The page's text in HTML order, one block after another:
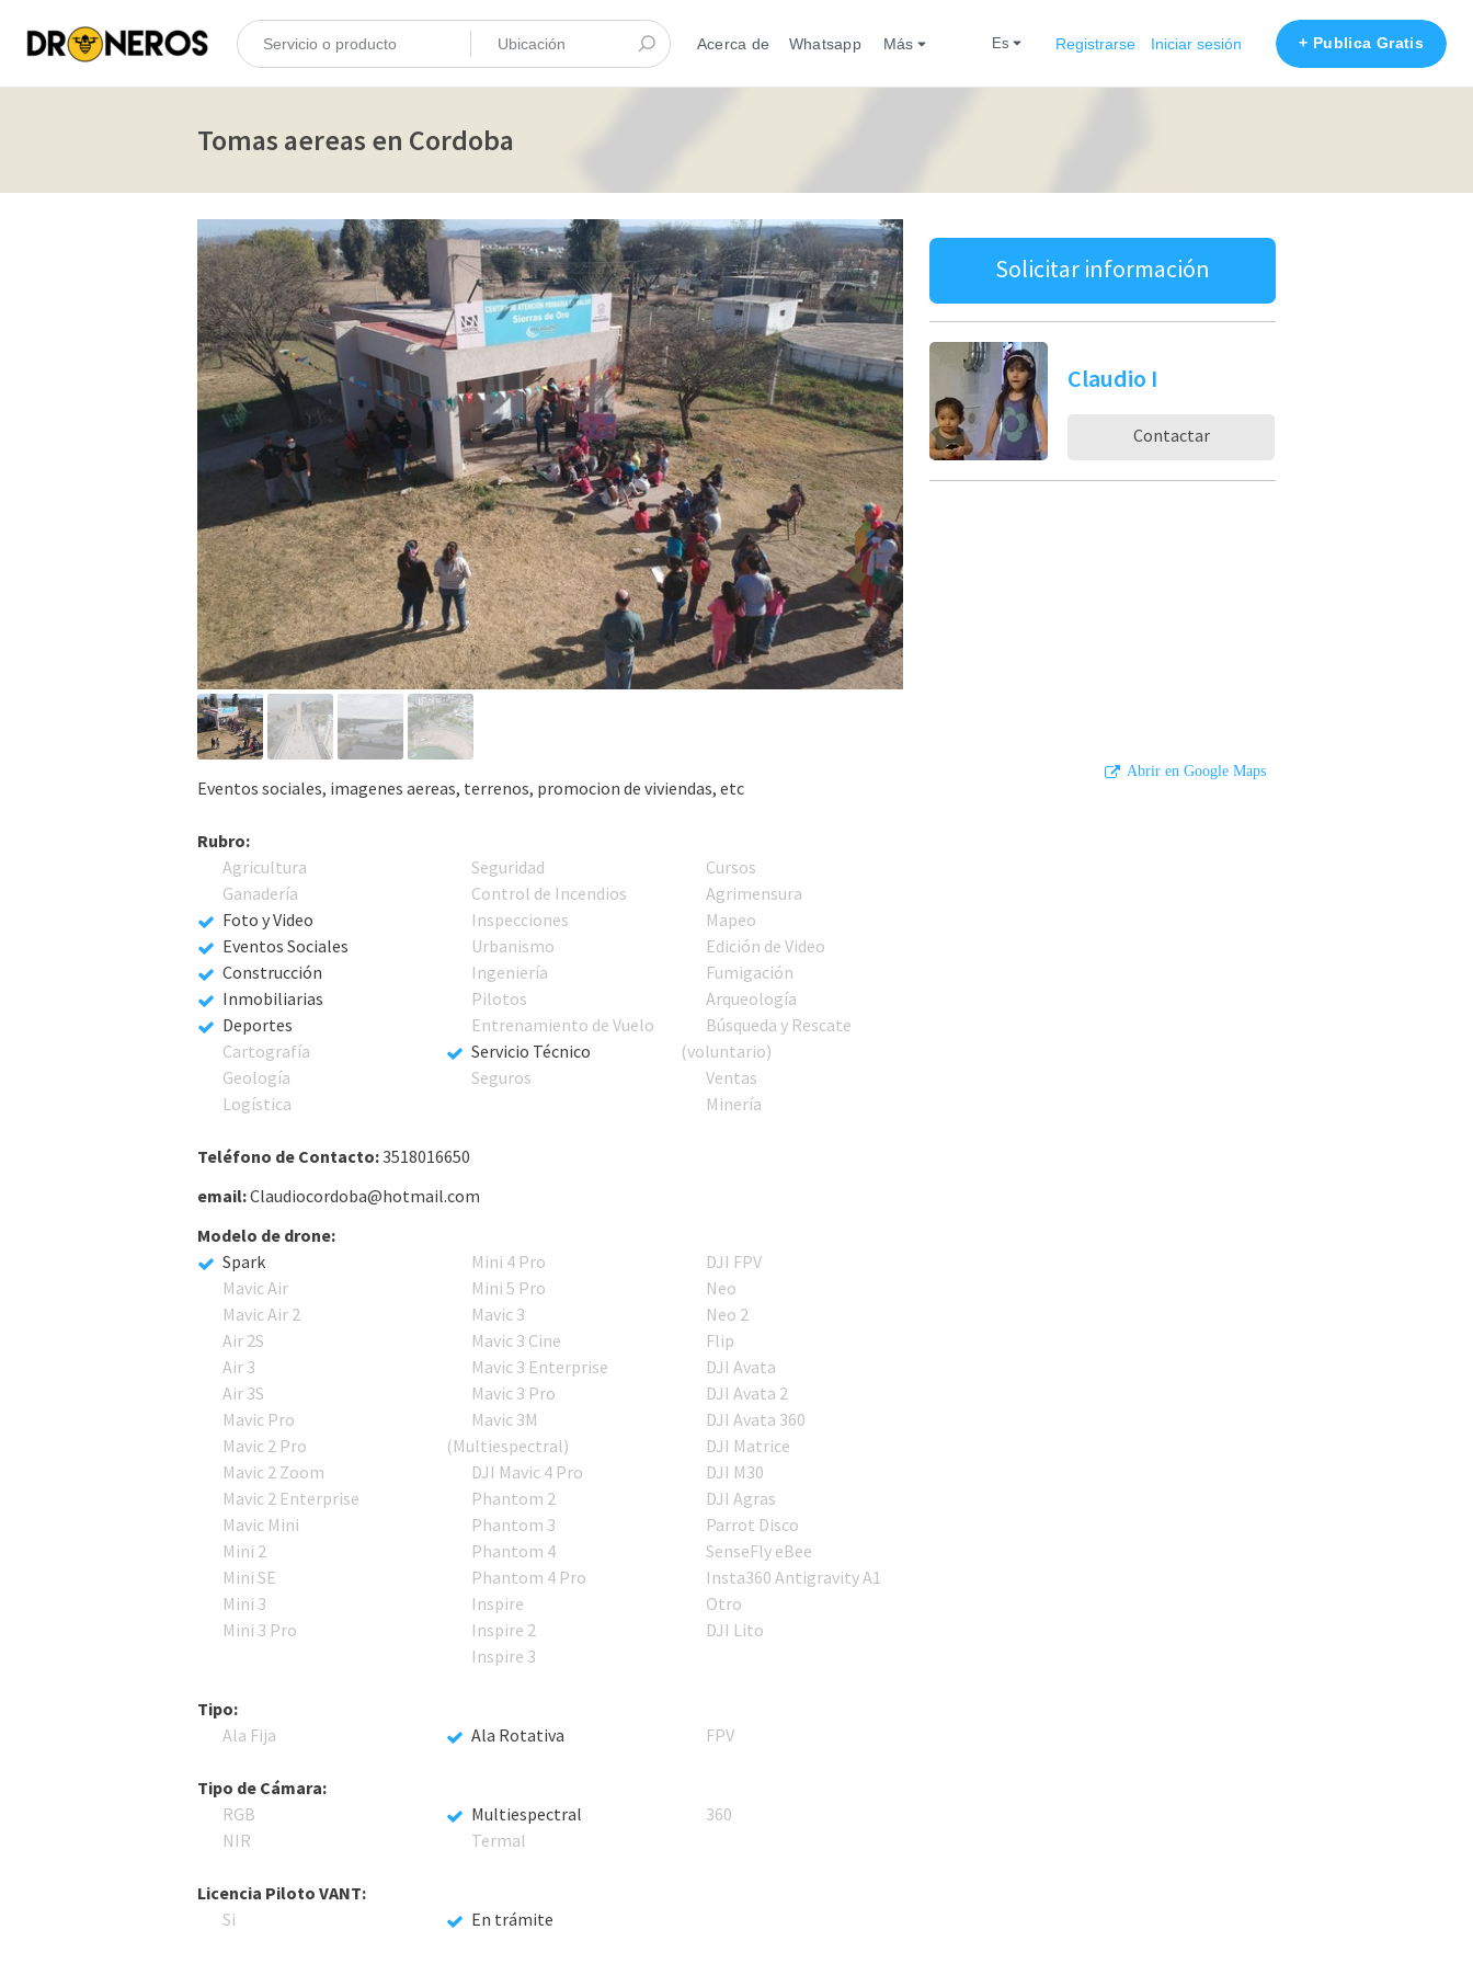
Acerca de Whatsapp Más es Registrarse Iniciar sesión + Publica Gratis
Tomas aereas en Cordoba
Eventos sociales, imagenes aereas, terrenos, promocion de viviendas, etc
Rubro:
Agricultura
Ganadería
Foto y Video
Eventos Sociales
Construcción
Inmobiliarias
Deportes
Cartografía
Geología
Logística
Seguridad
Control de Incendios
Inspecciones
Urbanismo
Ingeniería
Pilotos
Entrenamiento de Vuelo
Servicio Técnico
Seguros
Cursos
Agrimensura
Mapeo
Edición de Video
Fumigación
Arqueología
Búsqueda y Rescate
(voluntario)
Ventas
Minería
Teléfono de Contacto:3518016650
email:Claudiocordoba@hotmail.com
Modelo de drone:
Spark
Mavic Air
Mavic Air 2
Air 2S
Air 3
Air 3S
Mavic Pro
Mavic 2 Pro
Mavic 2 Zoom
Mavic 2 Enterprise
Mavic Mini
Mini 2
Mini SE
Mini 3
Mini 3 Pro
Mini 4 Pro
Mini 5 Pro
Mavic 3
Mavic 3 Cine
Mavic 3 Enterprise
Mavic 3 Pro
Mavic 3M
(Multiespectral)
DJI Mavic 4 Pro
Phantom 2
Phantom 3
Phantom 4
Phantom 4 Pro
Inspire
Inspire 2
Inspire 3
DJI FPV
Neo
Neo 2
Flip
DJI Avata
DJI Avata 2
DJI Avata 360
DJI Matrice
DJI M30
DJI Agras
Parrot Disco
SenseFly eBee
Insta360 Antigravity A1
Otro
DJI Lito
Tipo:
Ala Fija
Ala Rotativa FPV
Tipo de Cámara:
RGB
NIR
Multiespectral
Termal
360
Licencia Piloto VANT:
Si
En trámite
Solicitar información
Claudio I
Contactar
Abrir en Google Maps